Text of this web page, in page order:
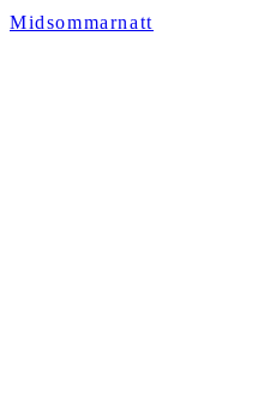
Midsommarnatt